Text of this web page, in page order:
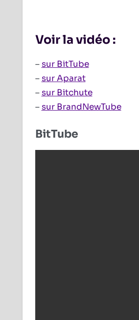
Voir la vidéo :
–sur BitTube
–sur Aparat
–sur Bitchute
–sur BrandNewTube
BitTube